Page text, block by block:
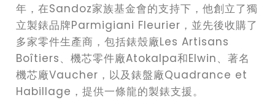
年，在Sandoz家族基金會的支持下，他創立了獨
立製錶品牌Parmigiani Fleurier，並先後收購了
多家零件生產商，包括錶殼廠Les Artisans
Boîtiers、機芯零件廠Atokalpa和Elwin、著名
機芯廠Vaucher，以及錶盤廠Quadrance et
Habillage，提供一條龍的製錶支援。